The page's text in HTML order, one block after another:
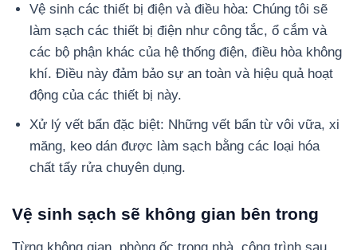
Vệ sinh các thiết bị điện và điều hòa: Chúng tôi sẽ
làm sạch các thiết bị điện như công tắc, ổ cắm và
các bộ phận khác của hệ thống điện, điều hòa không
khí. Điều này đảm bảo sự an toàn và hiệu quả hoạt
động của các thiết bị này.
Xử lý vết bẩn đặc biệt: Những vết bẩn từ vôi vữa, xi
măng, keo dán được làm sạch bằng các loại hóa
chất tẩy rửa chuyên dụng.
Vệ sinh sạch sẽ không gian bên trong
Từng không gian, phòng ốc trong nhà, công trình sau